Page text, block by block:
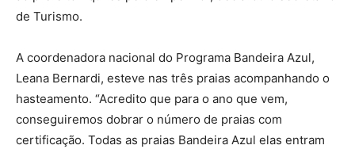
de Turismo.
A coordenadora nacional do Programa Bandeira Azul,
Leana Bernardi, esteve nas três praias acompanhando o
hasteamento. “Acredito que para o ano que vem,
conseguiremos dobrar o número de praias com
certificação. Todas as praias Bandeira Azul elas entram